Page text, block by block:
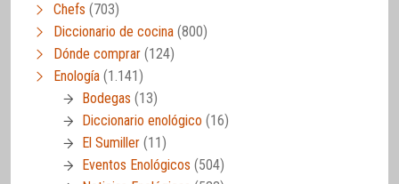
Chefs (703)
Diccionario de cocina (800)
Dónde comprar (124)
Enología (1.141)
Bodegas (13)
Diccionario enológico (16)
El Sumiller (11)
Eventos Enológicos (504)